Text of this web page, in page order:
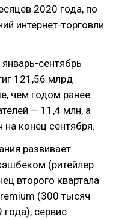
2020 года, по
интернет-торговли
январь-сентябрь
121,56 млрд
чем годом ранее.
— 11,4 млн, а
конец сентября.
развивает
(ритейлер
второго квартала
(300 тысяч
года), сервис